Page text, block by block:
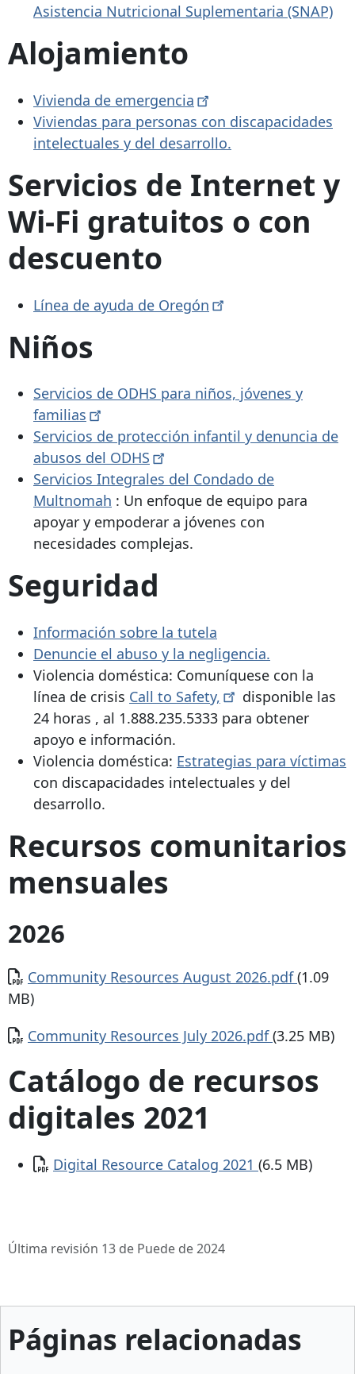
Asistencia Nutricional Suplementaria (SNAP)
Alojamiento
Vivienda de emergencia
Viviendas para personas con discapacidades
intelectuales y del desarrollo.
Servicios de Internet y
Wi-Fi gratuitos o con
descuento
Línea de ayuda de Oregón
Niños
Servicios de ODHS para niños, jóvenes y
familias
Servicios de protección infantil y denuncia de
abusos del ODHS
Servicios Integrales del Condado de
Multnomah : Un enfoque de equipo para
apoyar y empoderar a jóvenes con
necesidades complejas.
Seguridad
Información sobre la tutela
Denuncie el abuso y la negligencia.
Violencia doméstica: Comuníquese con la
línea de crisis Call to Safety,
disponible las
24 horas , al 1.888.235.5333 para obtener
apoyo e información.
Violencia doméstica: Estrategias para víctimas
con discapacidades intelectuales y del
desarrollo.
Recursos comunitarios
mensuales
2026
Documento
Community Resources August 2026.pdf(1.09
MB)
Documento
Community Resources July 2026.pdf(3.25 MB)
Catálogo de recursos
digitales 2021
Documento
Digital Resource Catalog 2021 (6.5 MB)
Última revisión 13 de Puede de 2024
Páginas relacionadas